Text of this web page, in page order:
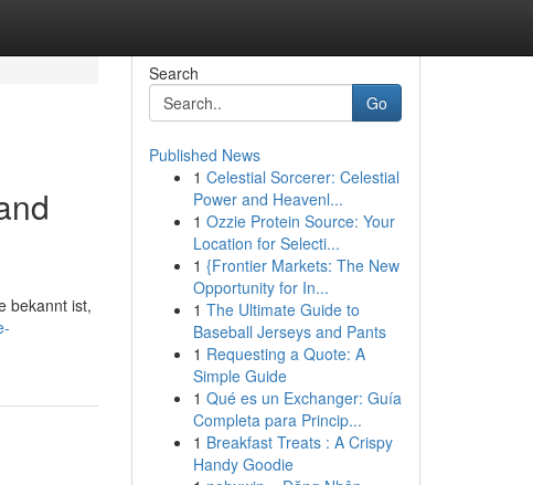
bekannt ist,
Search
Go
Published News
1 Celestial Sorcerer: Celestial
Power and Heavenl...
1 Ozzie Protein Source: Your
Location for Selecti...
1 {Frontier Markets: The New
Opportunity for In...
1 The Ultimate Guide to
Baseball Jerseys and Pants
1 Requesting a Quote: A
Simple Guide
1 Qué es un Exchanger: Guía
Completa para Princip...
1 Breakfast Treats : A Crispy
Handy Goodie